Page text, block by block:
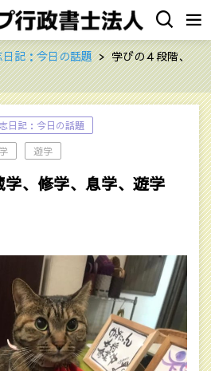
記：今日の話題
学びの４段階、
日記：今日の話題
遊学
、修学、息学、遊学